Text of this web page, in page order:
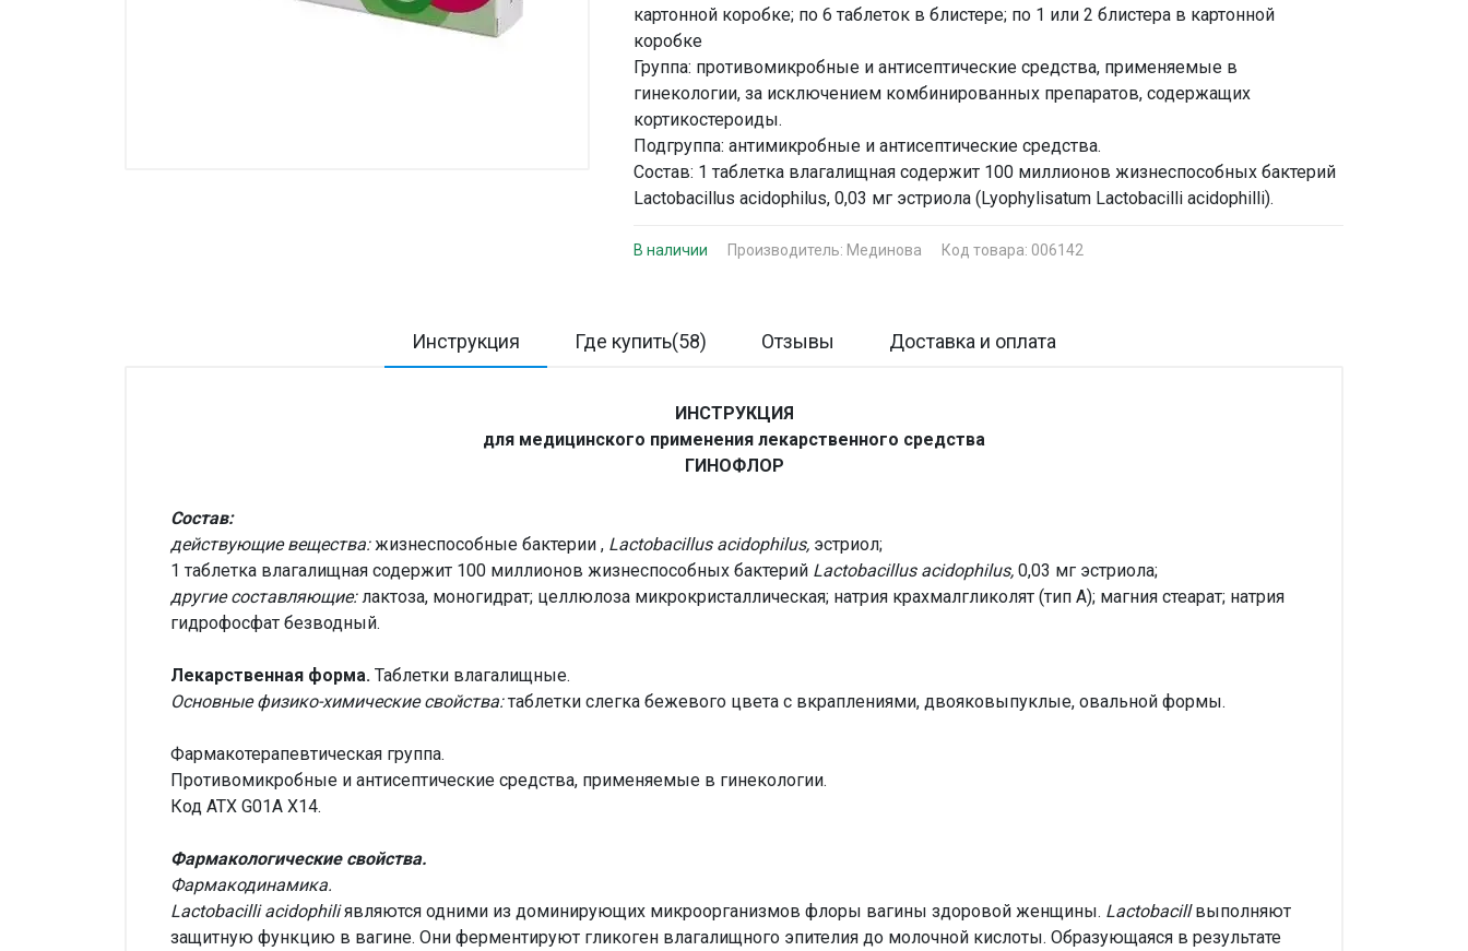
Косметика CODERMA KIDS
картонной коробке; по 6 таблеток в блистере; по 1 или 2 блистера в картонной
коробке
Группа: противомикробные и антисептические средства, применяемые в
гинекологии, за исключением комбинированных препаратов, содержащих
кортикостероиды.
Подгруппа: антимикробные и антисептические средства.
Состав: 1 таблетка влагалищная содержит 100 миллионов жизнеспособных бактерий
Lactobacillus acidophilus, 0,03 мг эстриола (Lyophylisatum Lactobacilli acidophilli).
В наличии Производитель: Мединова Код товара: 006142
Инструкция Где купить(58) Отзывы Доставка и оплата
ИНСТРУКЦИЯ
для медицинского применения лекарственного средства
ГИНОФЛОР
Состав:
действующие вещества:жизнеспособные бактерии , Lactobacillus acidophilus, эстриол;
1 таблетка влагалищная содержит 100 миллионов жизнеспособных бактерий Lactobacillus acidophilus, 0,03 мг эстриола;
другие составляющие:лактоза, моногидрат; целлюлоза микрокристаллическая; натрия крахмалгликолят (тип А); магния стеарат; натрия
гидрофосфат безводный.
Лекарственная форма. Таблетки влагалищные.
Основные физико-химические свойства:таблетки слегка бежевого цвета с вкраплениями, двояковыпуклые, овальной формы.
Фармакотерапевтическая группа.
Противомикробные и антисептические средства, применяемые в гинекологии.
Код ATX G01A X14.
Фармакологические свойства.
Фармакодинамика.
Lactobacilli acidophiliявляются одними из доминирующих микроорганизмов флоры вагины здоровой женщины. Lactobacillвыполняют
защитную функцию в вагине. Они ферментируют гликоген влагалищного эпителия до молочной кислоты. Образующаяся в результате